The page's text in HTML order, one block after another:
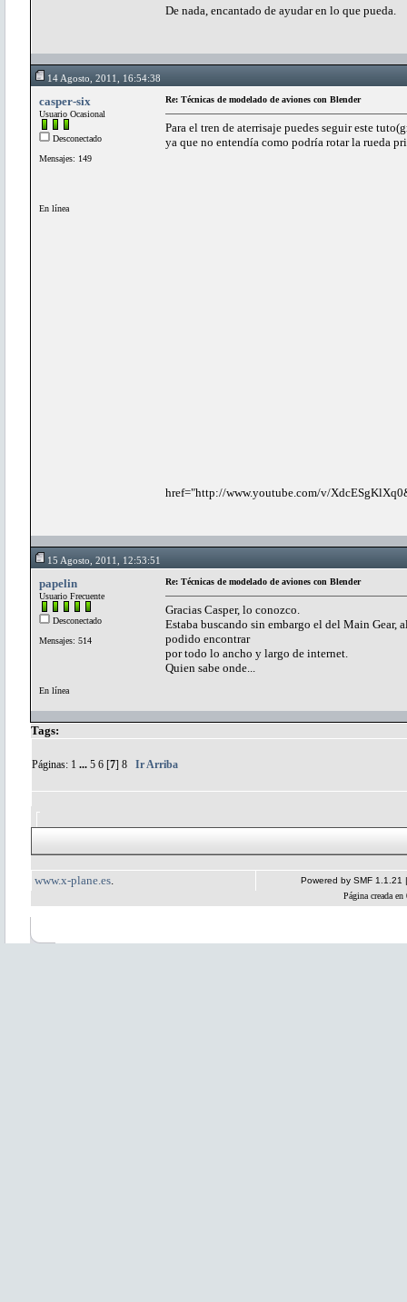
De nada, encantado de ayudar en lo que pueda.
14 Agosto, 2011, 16:54:38
casper-six
Usuario Ocasional
Desconectado
Mensajes: 149
En línea
Re: Técnicas de modelado de aviones con Blender
Para el tren de aterrisaje puedes seguir este
ya que no entendía como podría rotar la rueda
href="http://www.youtube.com/v/
15 Agosto, 2011, 12:53:51
papelin
Usuario Frecuente
Desconectado
Mensajes: 514
En línea
Re: Técnicas de modelado de aviones con Blender
Gracias Casper, lo conozco.
Estaba buscando sin embargo el del Main Gear,
podido encontrar
por todo lo ancho y largo de internet.
Quien sabe onde...
Tags:
Páginas: 1 ... 5 6 [7] 8 Ir Arriba
www.x-plane.es Powered by SMF 1.1.21
Página creada